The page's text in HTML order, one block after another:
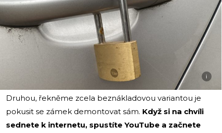
i
Druhou, řekněme zcela beznákladovou variantou je
pokusit se zámek demontovat sám. Když si na chvíli
sednete k internetu, spustíte YouTube a začnete